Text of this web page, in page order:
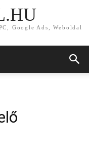
Google Ads, Weboldal